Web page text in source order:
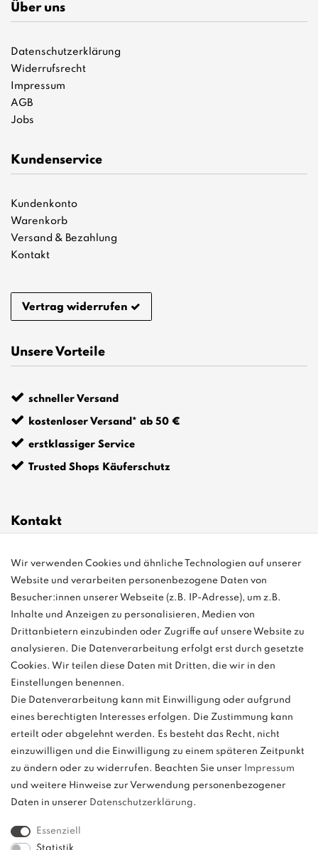
Über uns
Datenschutzerklärung
Widerrufsrecht
Impressum
AGB
Jobs
Kundenservice
Kundenkonto
Warenkorb
Versand & Bezahlung
Kontakt
Vertrag widerrufen
Unsere Vorteile
schneller Versand
kostenloser Versand* ab 50 €
erstklassiger Service
Trusted Shops Käuferschutz
Kontakt
info@bonvenon.de
03763 4048350
Montag - Freitag, 08:00 - 16:00
Anrufe aus dem dt. Festnetz zum Ortstarif, Preise aus dem Mobilfunknetz
ggf. abweichend (abhängig vom Provider).
und
weitere.
Wir verwenden Cookies und ähnliche Technologien auf unserer
Website und verarbeiten personenbezogene Daten von
Besucher:innen unserer Webseite (z.B. IP-Adresse), um z.B.
Inhalte und Anzeigen zu personalisieren, Medien von
Drittanbietern einzubinden oder Zugriffe auf unsere Website zu
analysieren. Die Datenverarbeitung erfolgt erst durch gesetzte
Cookies. Wir teilen diese Daten mit Dritten, die wir in den
Einstellungen benennen.
Die Datenverarbeitung kann mit Einwilligung oder aufgrund
eines berechtigten Interesses erfolgen. Die Zustimmung kann
erteilt oder abgelehnt werden. Es besteht das Recht, nicht
einzuwilligen und die Einwilligung zu einem späteren Zeitpunkt
zu ändern oder zu widerrufen. Beachten Sie unser
Impressum
und weitere Hinweise zur Verwendung personenbezogener
Daten in unserer Daten­schutz­erklärung.
Essenziell
Sinne einer Preisermäßigung, sondern lediglich
einen Preisvergleich zur unverbindlichen